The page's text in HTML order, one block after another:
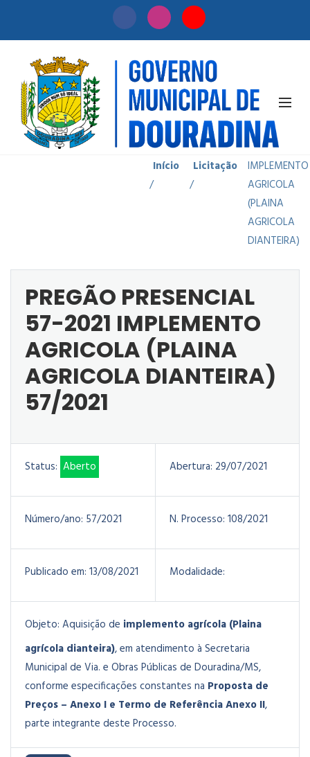
Início
/
Licitação
/
PREGÃO
PRESENCIAL
57-2021
IMPLEMENTO
AGRICOLA
(PLAINA
AGRICOLA
DIANTEIRA)
PREGÃO PRESENCIAL
57-2021 IMPLEMENTO
AGRICOLA (PLAINA
AGRICOLA DIANTEIRA)
57/2021
Status: Aberto Abertura: 29/07/2021
Número/ano: 57/2021 N. Processo: 108/2021
Publicado em: 13/08/2021 Modalidade:
Objeto: Aquisição de implemento agrícola (Plaina
agrícola dianteira), em atendimento à Secretaria
Municipal de Via. e Obras Públicas de Douradina/MS,
conforme especificações constantes na Proposta de
Preços – Anexo I e Termo de Referência Anexo II,
parte integrante deste Processo.